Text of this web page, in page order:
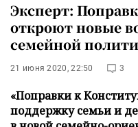
Эксперт:
откроют новые
семейной
21 июня 2020, 22:50 3
«Поправки к
поддержку семьи и